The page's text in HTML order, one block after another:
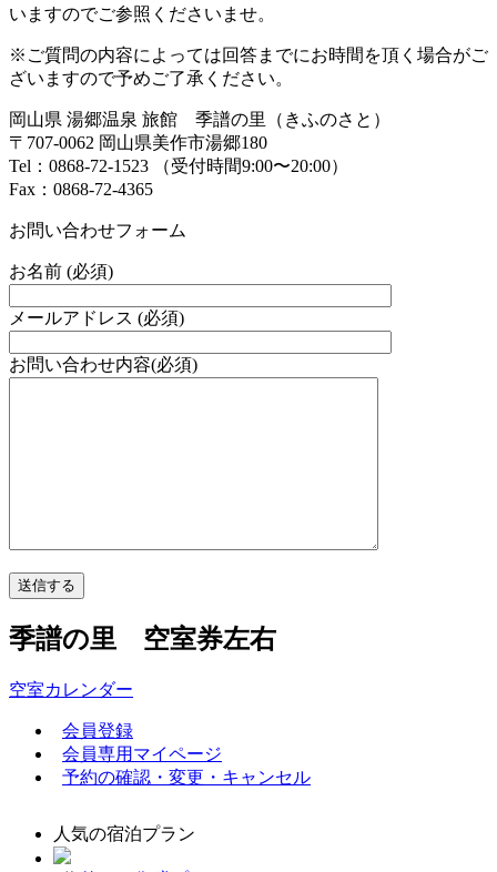
いますのでご参照くださいませ。
※ご質問の内容によっては回答までにお時間を頂く場合がご
ざいますので予めご了承ください。
岡山県 湯郷温泉 旅館 季譜の里（きふのさと）
〒707-0062 岡山県美作市湯郷180
Tel：0868-72-1523 （受付時間9:00〜20:00）
Fax：0868-72-4365
お問い合わせフォーム
お名前 (必須)
メールアドレス (必須)
お問い合わせ内容(必須)
季譜の里 空室券左右
空室カレンダー
会員登録
会員専用マイページ
予約の確認・変更・キャンセル
人気の宿泊プラン